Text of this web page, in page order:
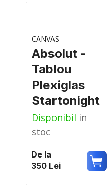
CANVAS
Absolut -
Tablou
Plexiglas
Startonight
Disponibil in
stoc
De la
350 Lei